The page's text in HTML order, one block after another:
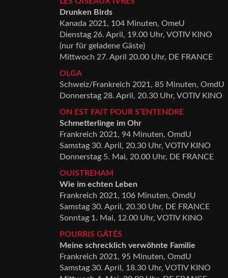
Drunken Birds
Kanada 2021, 104 Minuten, OmeU
Dienstag 26. April, 19.00 Uhr, VOTIV KINO
(nur für geladene Gäste)
Mittwoch 27. April 20.00 Uhr, DE FRANCE
OLGA
Schweiz/Frankreich 2021, 85 Minuten, OmdU
Donnerstag 28. April, 20.30 Uhr, VOTIV KINO
ON EST FAIT POUR S’ENTENDRE
Schmetterlinge im Ohr
Frankreich 2021, 94 Minuten, OmdU
Samstag 30. April, 20.30 Uhr, VOTIV KINO
Donnerstag 5. Mai, 20.00 Uhr, DE FRANCE
OUISTREHAM
Wie im echten Leben
Frankreich 2021, 106 Minuten, OmdU
Samstag 30. April, 20.30 Uhr, DE FRANCE
Sonntag 1. Mai, 12.00 Uhr, VOTIV KINO
POURRIS GÂTÉS
Meine schrecklich verwöhnte Familie
Frankreich 2021, 95 Minuten, OmdU
Samstag 30. April, 18.30 Uhr, VOTIV KINO